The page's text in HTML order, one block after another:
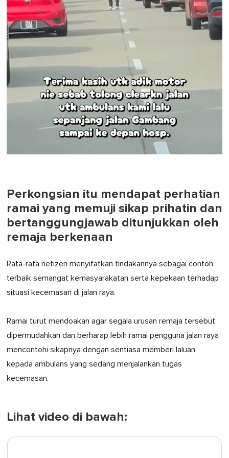
Perkongsian itu mendapat perhatian
ramai yang memuji sikap prihatin dan
bertanggungjawab ditunjukkan oleh
remaja berkenaan
Rata-rata netizen menyifatkan tindakannya sebagai contoh
terbaik semangat kemasyarakatan serta kepekaan terhadap
situasi kecemasan di jalan raya.
Ramai turut mendoakan agar segala urusan remaja tersebut
dipermudahkan dan berharap lebih ramai pengguna jalan raya
mencontohi sikapnya dengan sentiasa memberi laluan
kepada ambulans yang sedang menjalankan tugas
kecemasan.
Lihat video di bawah: